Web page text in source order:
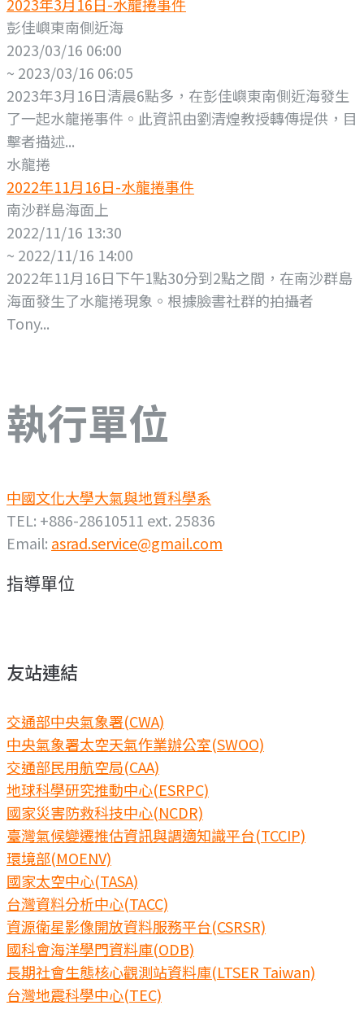
2023年3月16日-水龍捲事件
彭佳嶼東南側近海
2023/03/16 06:00
~ 2023/03/16 06:05
2023年3月16日清晨6點多，在彭佳嶼東南側近海發生
了一起水龍捲事件。此資訊由劉清煌教授轉傳提供，目
擊者描述...
水龍捲
2022年11月16日-水龍捲事件
南沙群島海面上
2022/11/16 13:30
~ 2022/11/16 14:00
2022年11月16日下午1點30分到2點之間，在南沙群島
海面發生了水龍捲現象。根據臉書社群的拍攝者
Tony...
執行單位
中國文化大學大氣與地質科學系
TEL: +886-28610511 ext. 25836
Email: asrad.service@gmail.com
指導單位
友站連結
交通部中央氣象署(CWA)
中央氣象署太空天氣作業辦公室(SWOO)
交通部民用航空局(CAA)
地球科學研究推動中心(ESRPC)
國家災害防救科技中心(NCDR)
臺灣氣候變遷推估資訊與調適知識平台(TCCIP)
環境部(MOENV)
國家太空中心(TASA)
台灣資料分析中心(TACC)
資源衛星影像開放資料服務平台(CSRSR)
國科會海洋學門資料庫(ODB)
長期社會生態核心觀測站資料庫(LTSER Taiwan)
台灣地震科學中心(TEC)